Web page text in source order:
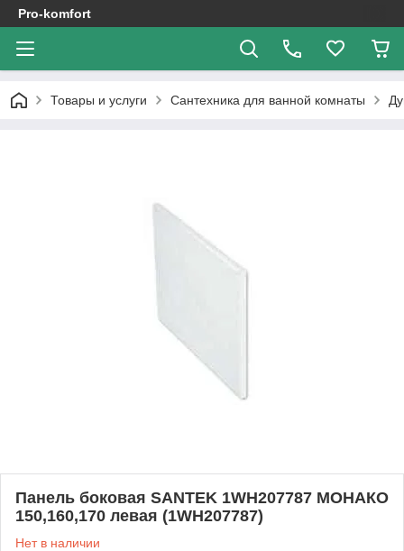
Pro-komfort
Товары и услуги Сантехника для ванной комнаты
Панель боковая SANTEK 1WH207787 МОНАКО
150,160,170 левая (1WH207787)
Нет в наличии